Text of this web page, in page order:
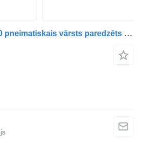
WABCO 4722500000 pneimatiskais vārsts paredzēts autobusa